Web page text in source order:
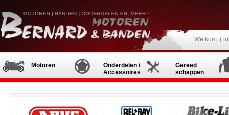
Welkom, (
Motoren
Onderdelen /
Accessoires
Gereed
schappen